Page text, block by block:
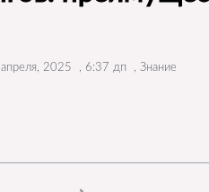
2025 , 6:37 дп , Знание